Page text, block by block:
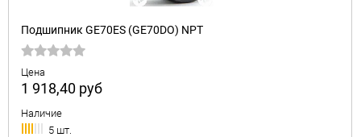
Подшипник GE70ES (GE70DO) NPT
Цена
1 918,40 руб
Наличие
5 шт.